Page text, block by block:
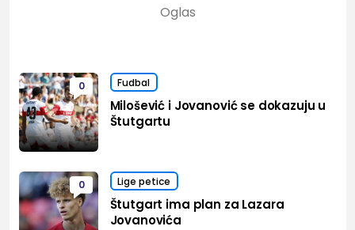
0 Fudbal
Milošević i Jovanović se dokazuju u
Štutgartu
0 Lige petice
Štutgart ima plan za Lazara
Jovanovića